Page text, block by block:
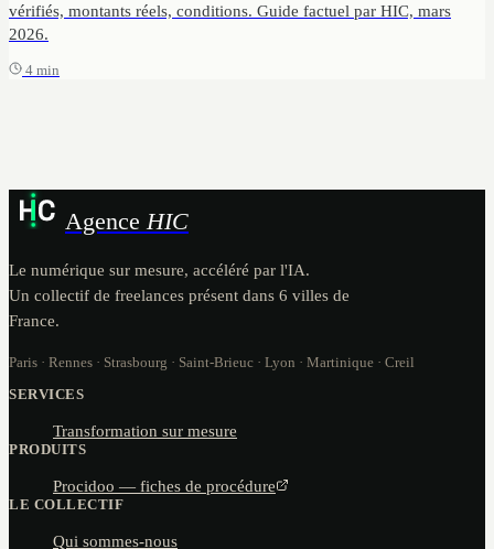
vérifiés, montants réels, conditions. Guide factuel par HIC, mars
2026.
4 min
AgenceHIC
Le numérique sur mesure, accéléré par l'IA.
Un collectif de freelances présent dans 6 villes de
France.
Paris · Rennes · Strasbourg · Saint-Brieuc · Lyon · Martinique · Creil
SERVICES
Transformation sur mesure
PRODUITS
Procidoo — fiches de procédure
LE COLLECTIF
Qui sommes-nous